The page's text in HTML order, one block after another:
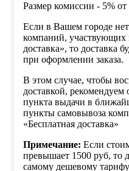
Размер комиссии - 5% от
Если в Вашем городе
компаний, участвующих
доставка», то доставка
при оформлении заказа.
В этом случае, чтобы
доставкой, рекомендуем
пункта выдачи в
пункты самовывоза
«Бесплатная доставка»
Примечание: Если
превышает 1500 руб, то
самому дешевому